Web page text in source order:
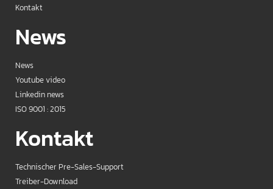
Kontakt
News
News
Youtube video
Linkedin news
ISO 9001 : 2015
Kontakt
Technischer Pre-Sales-Support
Treiber-Download